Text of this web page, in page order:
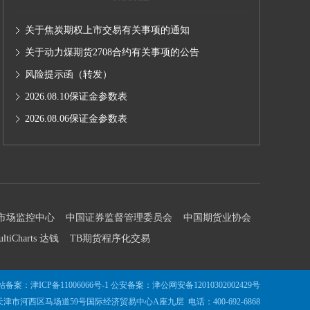
关于焦炭期权上市交易有关事项的通知
关于动力煤期货2708合约有关事项的公告
风险提示函（转发）
2026.08.10保证金参数表
2026.08.06保证金参数表
场监控中心 中国证券监督管理委员会
中国期货业协会
达钱 TB期货程序化交易
备案： 津ICP备11006066号-1 公安备案： 津公网安备12010302002429号
津市河西区马场道59号国际经济贸易中心A座九层 电话：400-692-6868